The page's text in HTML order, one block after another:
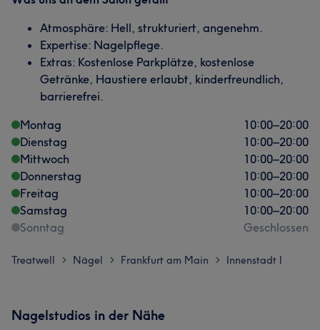
Atmosphäre: Hell, strukturiert, angenehm.
Expertise: Nagelpflege.
Extras: Kostenlose Parkplätze, kostenlose
Getränke, Haustiere erlaubt, kinderfreundlich,
barrierefrei.
Montag
10:00–20:00
Dienstag
10:00–20:00
Mittwoch
10:00–20:00
Donnerstag
10:00–20:00
Freitag
10:00–20:00
Samstag
10:00–20:00
Sonntag
Geschlossen
Treatwell > Nägel > Frankfurt am Main > Innenstadt I
Nagelstudios in der Nähe